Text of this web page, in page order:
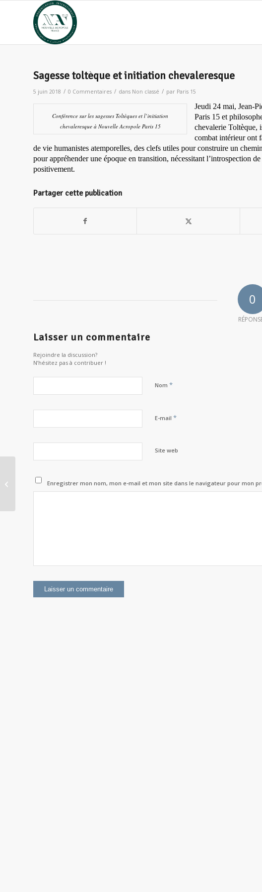
Sagesse toltèque et initiation chevaleresque
5 juin 2018 / 0 Commentaires / dans Non classé / par Paris 15
Conférence sur les sagesses Toltèques et l’initiation
chevaleresque à Nouvelle Acropole Paris 15
Jeudi 24 mai, Jean-
Paris 15 et
chevalerie Toltèque,
combat intérieur ont
de vie humanistes atemporelles, des clefs utiles pour construire un
pour appréhender une époque en transition, nécessitant l’introspection
positivement.
Partager cette publication
0
Laisser un commentaire
Rejoindre la discussion?
N’hésitez pas à contribuer !
Nom *
E-mail *
Site web
Enregistrer mon nom, mon e-mail et mon site dans le navigateur pour mon
Helena P. Blavatsky : quels
enseignements pour aujourd’hui ?